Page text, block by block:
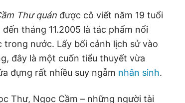
Thư quán được cô viết năm 19 tuổi
tháng 11.2005 là tác phẩm nổi
nước. Lấy bối cảnh lịch sử vào
đây là một cuốn tiểu thuyết vừa
đựng rất nhiều suy ngẫm nhân sinh.
Thư, Ngọc Cầm – những người tài